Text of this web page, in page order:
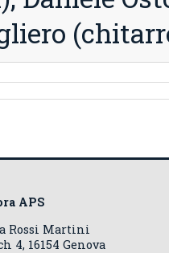
APS
Rossi Martini
4, 16154 Genova